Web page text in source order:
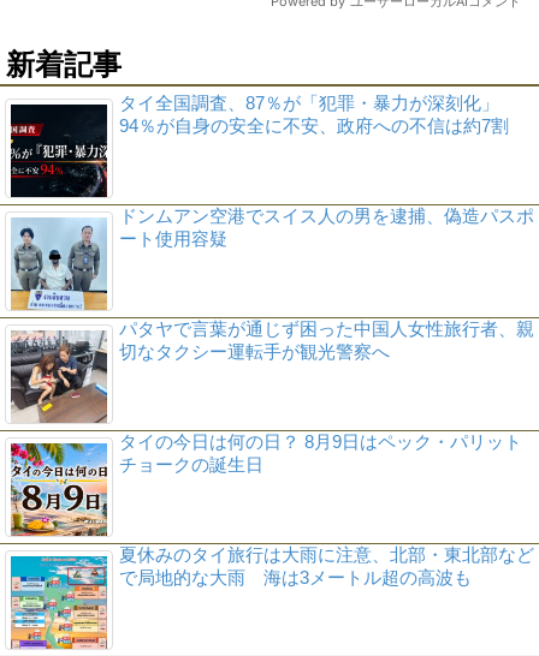
新着記事
タイ全国調査、87％が「犯罪・暴力が深刻化」
94％が自身の安全に不安、政府への不信は約7割
ドンムアン空港でスイス人の男を逮捕、偽造パスポ
ート使用容疑
パタヤで言葉が通じず困った中国人女性旅行者、親
切なタクシー運転手が観光警察へ
タイの今日は何の日？ 8月9日はペック・パリット
チョークの誕生日
夏休みのタイ旅行は大雨に注意、北部・東北部など
で局地的な大雨 海は3メートル超の高波も